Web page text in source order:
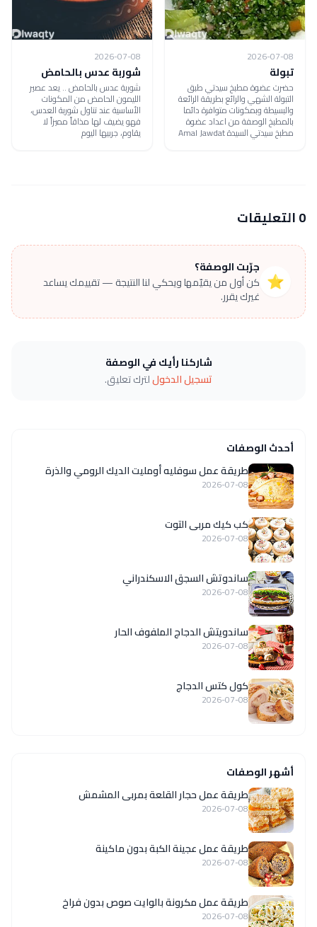
2026-07-08
تبولة
حضرت عضوة مطبخ سيدتي طبق
التبولة الشهي والرائع بطريقة الرائعة
والبسيطة وبمكونات متوافرة دائما
بالمطبخ الوصفة من اعداد عضوة
مطبخ سيدتي السيدة Amal Jawdat
2026-07-08
شوربة عدس بالحامض
شوربة عدس بالحامض .. يعد عصير
الليمون الحامض من المكونات
الأساسية عند تناول شوربة العدس،
فهو يضيف لها مذاقاً مميزاً لا
يقاوم، جربيها اليوم
0 التعليقات
⭐
جرّبت الوصفة؟
كن أول من يقيّمها ويحكي لنا النتيجة — تقييمك يساعد
غيرك يقرر.
شاركنا رأيك في الوصفة
تسجيل الدخوللترك تعليق.
أحدث الوصفات
طريقة عمل سوفليه أومليت الديك الرومي والذرة
2026-07-08
كب كيك مربى التوت
2026-07-08
ساندوتش السجق الاسكندراني
2026-07-08
ساندويتش الدجاج الملفوف الحار
2026-07-08
كول كتس الدجاج
2026-07-08
أشهر الوصفات
طريقة عمل حجار القلعة بمربى المشمش
2026-07-08
طريقة عمل عجينة الكبة بدون ماكينة
2026-07-08
طريقة عمل مكرونة بالوايت صوص بدون فراخ
2026-07-08